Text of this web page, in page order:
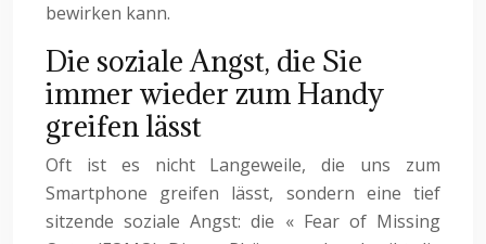
bewirken kann.
Die soziale Angst, die Sie
immer wieder zum Handy
greifen lässt
Oft ist es nicht Langeweile, die uns zum
Smartphone greifen lässt, sondern eine tief
sitzende soziale Angst: die « Fear of Missing